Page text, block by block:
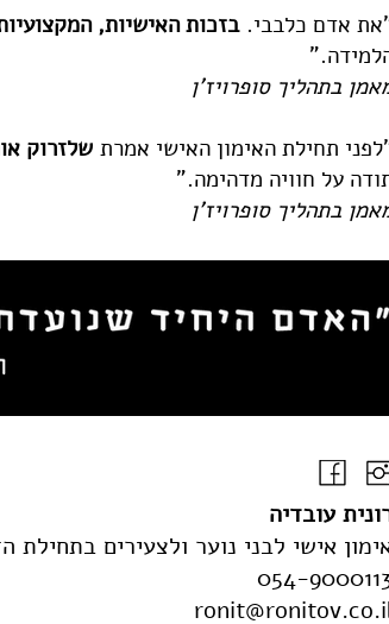
אדם כלבבי.בזכות האישיות,
בתהליך סופרויז'ן
תחילת האימון האישי אמרת שלזרוק
על חוויה מדהימה."
בתהליך סופרויז'ן
עובדיה
אישי לבני נוער ולצעירים בתחילת
054-